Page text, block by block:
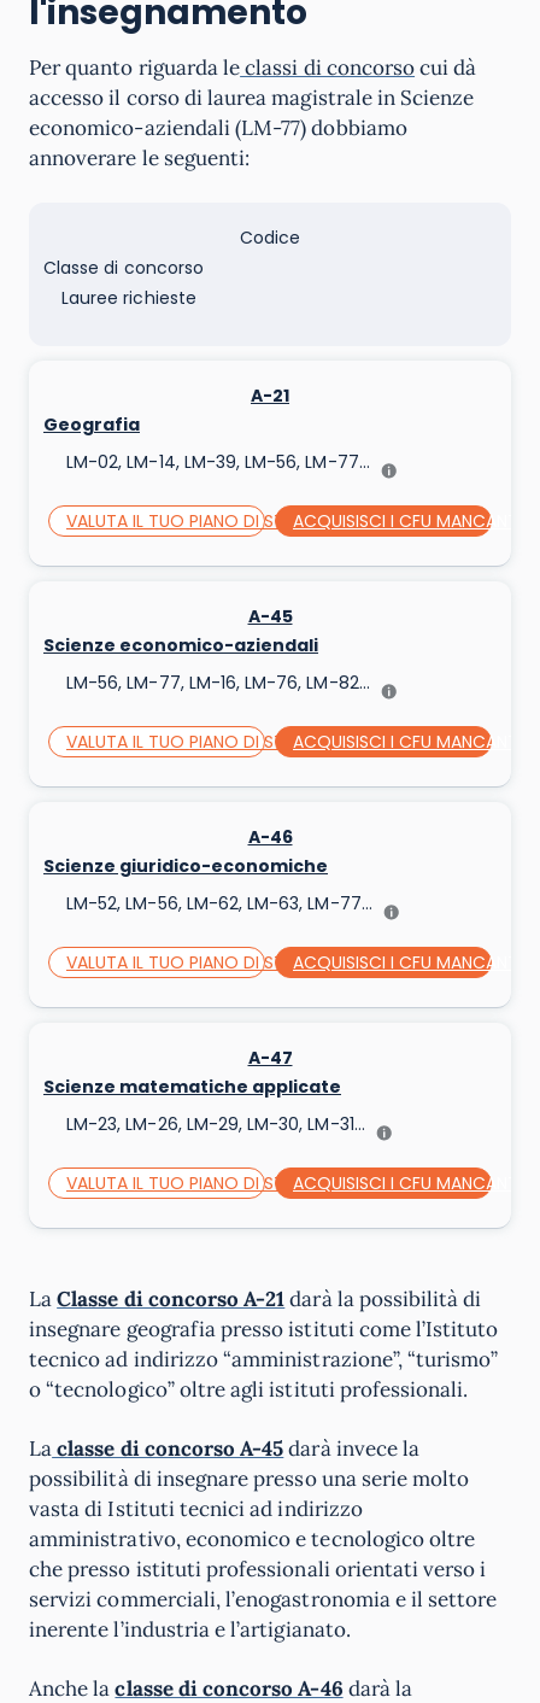
l'insegnamento
Per quanto riguarda leclassi di concorsocui dà
accesso il corso di laurea magistrale in Scienze
economico-aziendali (LM-77) dobbiamo
annoverare le seguenti:
Codice
Classe di concorso
Lauree richieste
A-21
Geografia
LM-02, LM-14, LM-39, LM-56, LM-77...
VALUTA IL TUO PIANO DI STUDIACQUISISCI I CFU MANCANTI
A-45
Scienze economico-aziendali
LM-56, LM-77, LM-16, LM-76, LM-82...
VALUTA IL TUO PIANO DI STUDIACQUISISCI I CFU MANCANTI
A-46
Scienze giuridico-economiche
LM-52, LM-56, LM-62, LM-63, LM-77...
VALUTA IL TUO PIANO DI STUDIACQUISISCI I CFU MANCANTI
A-47
Scienze matematiche applicate
LM-23, LM-26, LM-29, LM-30, LM-31...
VALUTA IL TUO PIANO DI STUDIACQUISISCI I CFU MANCANTI
LaClasse di concorso A-21darà la possibilità di
insegnare geografia presso istituti come l’Istituto
tecnico ad indirizzo “amministrazione”, “turismo”
o “tecnologico” oltre agli istituti professionali.
Laclasse di concorso A-45darà invece la
possibilità di insegnare presso una serie molto
vasta di Istituti tecnici ad indirizzo
amministrativo, economico e tecnologico oltre
che presso istituti professionali orientati verso i
servizi commerciali, l’enogastronomia e il settore
inerente l’industria e l’artigianato.
Anche laclasse di concorso A-46 darà la